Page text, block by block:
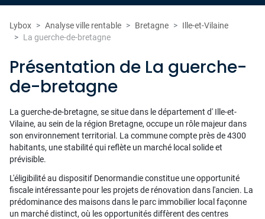
Lybox Analyse ville rentable Bretagne
Ille-et-Vilaine
La guerche-de-bretagne
Présentation de La guerche-
de-bretagne
La guerche-de-bretagne, se situe dans le département d' Ille-et-
Vilaine, au sein de la région Bretagne, occupe un rôle majeur dans
son environnement territorial. La commune compte près de 4300
habitants, une stabilité qui reflète un marché local solide et
prévisible.
L'éligibilité au dispositif Denormandie constitue une opportunité
fiscale intéressante pour les projets de rénovation dans l'ancien. La
prédominance des maisons dans le parc immobilier local façonne
un marché distinct, où les opportunités diffèrent des centres